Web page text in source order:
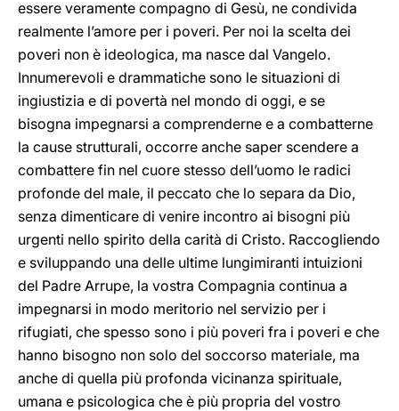
essere veramente compagno di Gesù, ne condivida
realmente l’amore per i poveri. Per noi la scelta dei
poveri non è ideologica, ma nasce dal Vangelo.
Innumerevoli e drammatiche sono le situazioni di
ingiustizia e di povertà nel mondo di oggi, e se
bisogna impegnarsi a comprenderne e a combatterne
la cause strutturali, occorre anche saper scendere a
combattere fin nel cuore stesso dell’uomo le radici
profonde del male, il peccato che lo separa da Dio,
senza dimenticare di venire incontro ai bisogni più
urgenti nello spirito della carità di Cristo. Raccogliendo
e sviluppando una delle ultime lungimiranti intuizioni
del Padre Arrupe, la vostra Compagnia continua a
impegnarsi in modo meritorio nel servizio per i
rifugiati, che spesso sono i più poveri fra i poveri e che
hanno bisogno non solo del soccorso materiale, ma
anche di quella più profonda vicinanza spirituale,
umana e psicologica che è più propria del vostro